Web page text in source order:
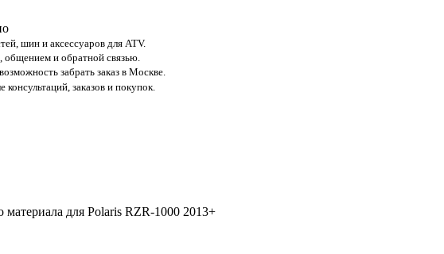
шин и аксессуаров для ATV.
и обратной связью.
забрать заказ в Москве.
заказов и покупок.
для Polaris RZR-1000 2013+